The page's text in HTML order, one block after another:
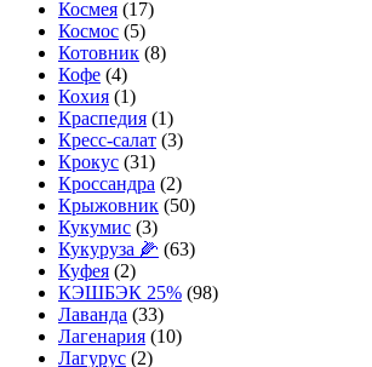
Космея (17)
Космос (5)
Котовник (8)
Кофе (4)
Кохия (1)
Краспедия (1)
Кресс-салат (3)
Крокус (31)
Кроссандра (2)
Крыжовник (50)
Кукумис (3)
Кукуруза 🌽 (63)
Куфея (2)
КЭШБЭК 25% (98)
Лаванда (33)
Лагенария (10)
Лагурус (2)